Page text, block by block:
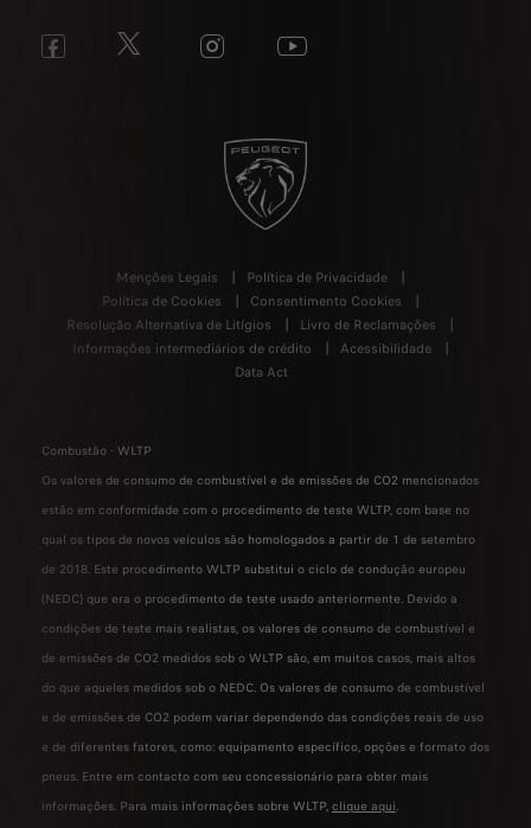
Menções Legais
Política de Privacidade
Política de Cookies
Consentimento Cookies
Resolução Alternativa de Litígios
Livro de Reclamações
Informações intermediários de crédito
Acessibilidade
Data Act
Combustão - WLTP
Os valores de consumo de combustível e de emissões de CO2 mencionados
estão em conformidade com o procedimento de teste WLTP, com base no
qual os tipos de novos veículos são homologados a partir de 1 de setembro
de 2018. Este procedimento WLTP substitui o ciclo de condução europeu
(NEDC) que era o procedimento de teste usado anteriormente. Devido a
condições de teste mais realistas, os valores de consumo de combustível e
de emissões de CO2 medidos sob o WLTP são, em muitos casos, mais altos
do que aqueles medidos sob o NEDC. Os valores de consumo de combustível
e de emissões de CO2 podem variar dependendo das condições reais de uso
e de diferentes fatores, como: equipamento específico, opções e formato dos
pneus. Entre em contacto com seu concessionário para obter mais
informações. Para mais informações sobre WLTP, clique aqui.